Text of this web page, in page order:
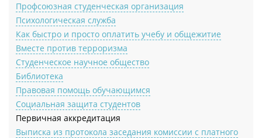
Профсоюзная студенческая организация
Психологическая служба
Как быстро и просто оплатить учебу и общежитие
Вместе против терроризма
Студенческое научное общество
Библиотека
Правовая помощь обучающимся
Социальная защита студентов
Первичная аккредитация
Выписка из протокола заседания комиссии с платного